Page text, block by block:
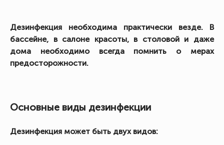
Дезинфекция необходима практически везде. В
бассейне, в салоне красоты, в столовой и даже
дома необходимо всегда помнить о мерах
предосторожности.
Основные виды дезинфекции
Дезинфекция может быть двух видов: